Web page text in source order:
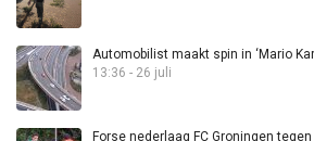
Automobilist maakt spin in ‘Mario
13:36 - 26 juli
Forse nederlaag FC Groningen